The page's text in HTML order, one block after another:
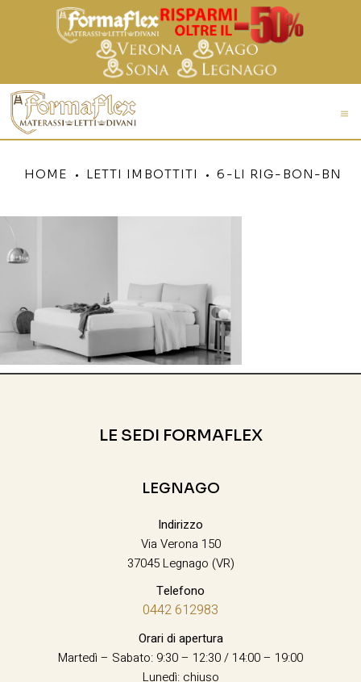
HOME LETTI IMBOTTITI 6-LI RIG-BON-BN
LE SEDI FORMAFLEX
LEGNAGO
Indirizzo
Via Verona 150
37045 Legnago (VR)
Telefono
0442 612983
Orari di apertura
Martedì – Sabato: 9:30 – 12:30 / 14:00 – 19:00
Lunedì: chiuso